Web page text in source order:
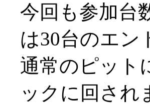
今回も参加台
は30台のエン
通常のピット
ックに回され